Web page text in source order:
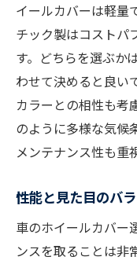
購入前に
素材選びの重
ドライブを
素材による
気候に適
メンテナン
摩耗に強
快適なド
ホイールカバ
イールカバーは軽量
チック製はコストパ
す。どちらを選ぶか
わせて決めると良い
カラーとの相性も考
のように多様な気候
メンテナンス性も重
性能と見た目のバ
車のホイールカバー
ンスを取ることは非